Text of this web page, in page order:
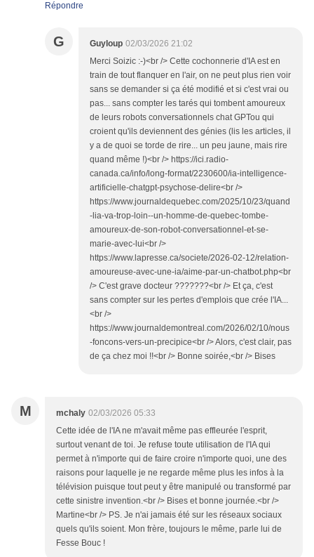
Répondre
G Guyloup 02/03/2026 21:02
Merci Soizic :-)<br /> Cette cochonnerie d'IA est en
train de tout flanquer en l'air, on ne peut plus rien voir
sans se demander si ça été modifié et si c'est vrai ou
pas... sans compter les tarés qui tombent amoureux
de leurs robots conversationnels chat GPTou qui
croient qu'ils deviennent des génies (lis les articles, il
y a de quoi se torde de rire... un peu jaune, mais rire
quand même !)<br /> https://ici.radio-
canada.ca/info/long-format/2230600/ia-intelligence-
artificielle-chatgpt-psychose-delire<br />
https://www.journaldequebec.com/2025/10/23/quand
-lia-va-trop-loin--un-homme-de-quebec-tombe-
amoureux-de-son-robot-conversationnel-et-se-
marie-avec-lui<br />
https://www.lapresse.ca/societe/2026-02-12/relation-
amoureuse-avec-une-ia/aime-par-un-chatbot.php<br
/> C'est grave docteur ???????<br /> Et ça, c'est
sans compter sur les pertes d'emplois que crée l'IA...
<br />
https://www.journaldemontreal.com/2026/02/10/nous
-foncons-vers-un-precipice<br /> Alors, c'est clair, pas
de ça chez moi !!<br /> Bonne soirée,<br /> Bises
M mchaly 02/03/2026 05:33
Cette idée de l'IA ne m'avait même pas effleurée l'esprit,
surtout venant de toi. Je refuse toute utilisation de l'IA qui
permet à n'importe qui de faire croire n'importe quoi, une des
raisons pour laquelle je ne regarde même plus les infos à la
télévision puisque tout peut y être manipulé ou transformé par
cette sinistre invention.<br /> Bises et bonne journée.<br />
Martine<br /> PS. Je n'ai jamais été sur les réseaux sociaux
quels qu'ils soient. Mon frère, toujours le même, parle lui de
Fesse Bouc !